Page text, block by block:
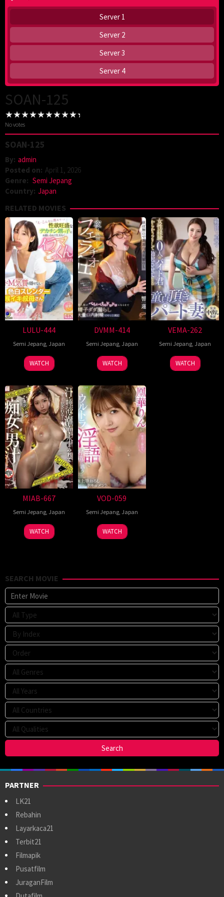
Server 1
Server 2
Server 3
Server 4
SOAN-125
No votes
SOAN-125
By: admin
Posted on: April 1, 2026
Genre: Semi Jepang
Country: Japan
RELATED MOVIES
LULU-444
Semi Jepang, Japan
WATCH
DVMM-414
Semi Jepang, Japan
WATCH
VEMA-262
Semi Jepang, Japan
WATCH
MIAB-667
Semi Jepang, Japan
WATCH
VOD-059
Semi Jepang, Japan
WATCH
SEARCH MOVIE
PARTNER
LK21
Rebahin
Layarkaca21
Terbit21
Filmapik
Pusatfilm
JuraganFilm